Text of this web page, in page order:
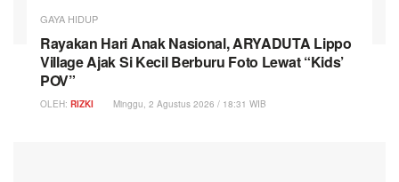
GAYA HIDUP
Rayakan Hari Anak Nasional, ARYADUTA Lippo
Village Ajak Si Kecil Berburu Foto Lewat “Kids’
POV”
OLEH: RIZKI Minggu, 2 Agustus 2026 / 18:31 WIB